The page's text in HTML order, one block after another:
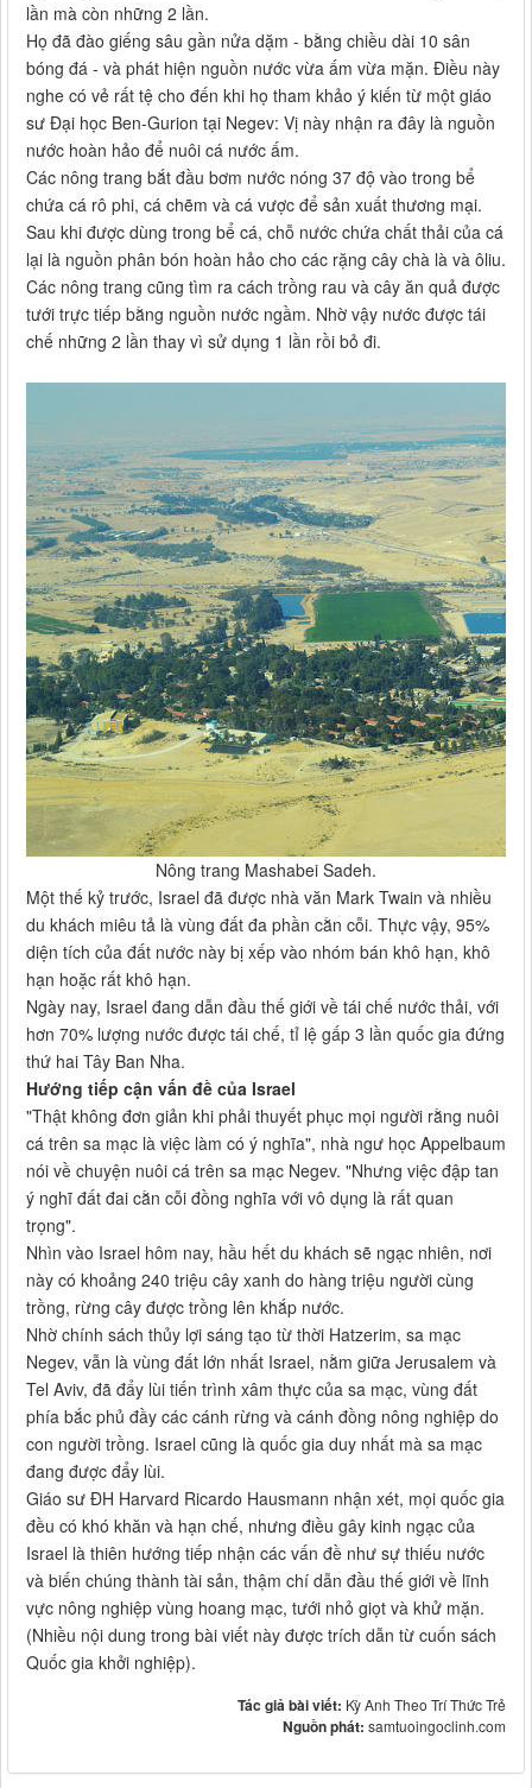
lần mà còn những 2 lần.
Họ đã đào giếng sâu gần nửa dặm - bằng chiều dài 10 sân
bóng đá - và phát hiện nguồn nước vừa ấm vừa mặn. Điều này
nghe có vẻ rất tệ cho đến khi họ tham khảo ý kiến từ một giáo
sư Đại học Ben-Gurion tại Negev: Vị này nhận ra đây là nguồn
nước hoàn hảo để nuôi cá nước ấm.
Các nông trang bắt đầu bơm nước nóng 37 độ vào trong bể
chứa cá rô phi, cá chẽm và cá vược để sản xuất thương mại.
Sau khi được dùng trong bể cá, chỗ nước chứa chất thải của cá
lại là nguồn phân bón hoàn hảo cho các rặng cây chà là và ôliu.
Các nông trang cũng tìm ra cách trồng rau và cây ăn quả được
tưới trực tiếp bằng nguồn nước ngầm. Nhờ vậy nước được tái
chế những 2 lần thay vì sử dụng 1 lần rồi bỏ đi.
Nông trang Mashabei Sadeh.
Một thế kỷ trước, Israel đã được nhà văn Mark Twain và nhiều
du khách miêu tả là vùng đất đa phần cằn cỗi. Thực vậy, 95%
diện tích của đất nước này bị xếp vào nhóm bán khô hạn, khô
hạn hoặc rất khô hạn.
Ngày nay, Israel đang dẫn đầu thế giới về tái chế nước thải, với
hơn 70% lượng nước được tái chế, tỉ lệ gấp 3 lần quốc gia đứng
thứ hai Tây Ban Nha.
Hướng tiếp cận vấn đề của Israel
"Thật không đơn giản khi phải thuyết phục mọi người rằng nuôi
cá trên sa mạc là việc làm có ý nghĩa", nhà ngư học Appelbaum
nói về chuyện nuôi cá trên sa mạc Negev. "Nhưng việc đập tan
ý nghĩ đất đai cằn cỗi đồng nghĩa với vô dụng là rất quan
trọng".
Nhìn vào Israel hôm nay, hầu hết du khách sẽ ngạc nhiên, nơi
này có khoảng 240 triệu cây xanh do hàng triệu người cùng
trồng, rừng cây được trồng lên khắp nước.
Nhờ chính sách thủy lợi sáng tạo từ thời Hatzerim, sa mạc
Negev, vẫn là vùng đất lớn nhất Israel, nằm giữa Jerusalem và
Tel Aviv, đã đẩy lùi tiến trình xâm thực của sa mạc, vùng đất
phía bắc phủ đầy các cánh rừng và cánh đồng nông nghiệp do
con người trồng. Israel cũng là quốc gia duy nhất mà sa mạc
đang được đẩy lùi.
Giáo sư ĐH Harvard Ricardo Hausmann nhận xét, mọi quốc gia
đều có khó khăn và hạn chế, nhưng điều gây kinh ngạc của
Israel là thiên hướng tiếp nhận các vấn đề như sự thiếu nước
và biến chúng thành tài sản, thậm chí dẫn đầu thế giới về lĩnh
vực nông nghiệp vùng hoang mạc, tưới nhỏ giọt và khử mặn.
(Nhiều nội dung trong bài viết này được trích dẫn từ cuốn sách
Quốc gia khởi nghiệp).
Tác giả bài viết: Kỳ Anh Theo Trí Thức Trẻ
Nguồn phát: samtuoingoclinh.com